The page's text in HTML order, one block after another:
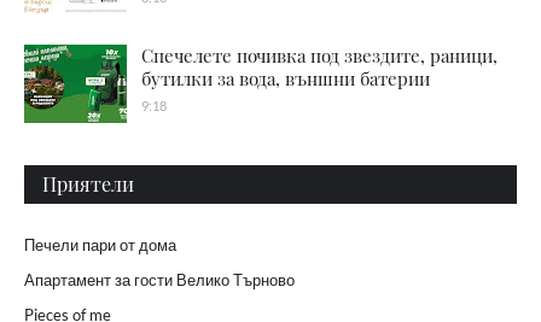
Спечелете почивка под звездите, раници,
бутилки за вода, външни батерии
9:18
Приятели
Печели пари от дома
Апартамент за гости Велико Търново
Pieces of me